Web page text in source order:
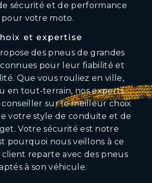
sécurité et de performance
pour votre moto.
et expertise
des pneus de grandes
pour leur fiabilité et
Que vous rouliez en ville,
en tout-terrain, nos experts
sur le meilleur choix
votre style de conduite et de
Votre sécurité est notre
pourquoi nous veillons à ce
reparte avec des pneus
à son véhicule.